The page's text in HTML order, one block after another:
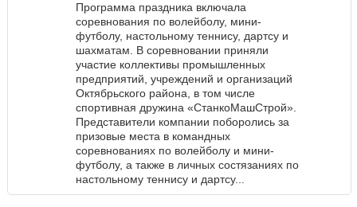
Программа праздника включала
соревнования по волейболу, мини-
футболу, настольному теннису, дартсу и
шахматам. В соревновании приняли
участие коллективы промышленных
предприятий, учреждений и организаций
Октябрьского района, в том числе
спортивная дружина «СтанкоМашСтрой».
Представители компании поборолись за
призовые места в командных
соревнованиях по волейболу и мини-
футболу, а также в личных состязаниях по
настольному теннису и дартсу...